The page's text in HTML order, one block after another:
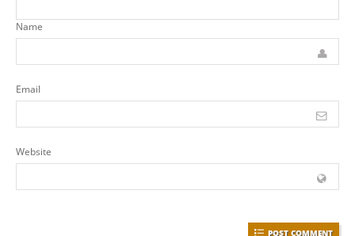
Name
Email
Website